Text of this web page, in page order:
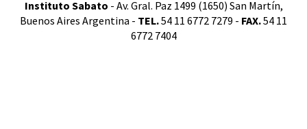
Instituto Sabato - Av. Gral. Paz 1499 (1650) San Martín,
Buenos Aires Argentina - TEL.54 11 6772 7279 - FAX.54 11
6772 7404